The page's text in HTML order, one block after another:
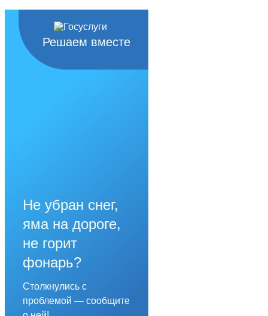
Решаем вместе
Не убран снег,
яма на дороге,
не горит
фонарь?
Столкнулись с
проблемой — сообщите